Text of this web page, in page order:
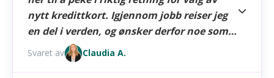
nytt kredittkort. Igjennom jobb reiser jeg
en del i verden, og ønsker derfor noe som
blir godkjent de fleste steder/land. Av
samme årsak er det et pluss om det gir
Svaret av Claudia A.